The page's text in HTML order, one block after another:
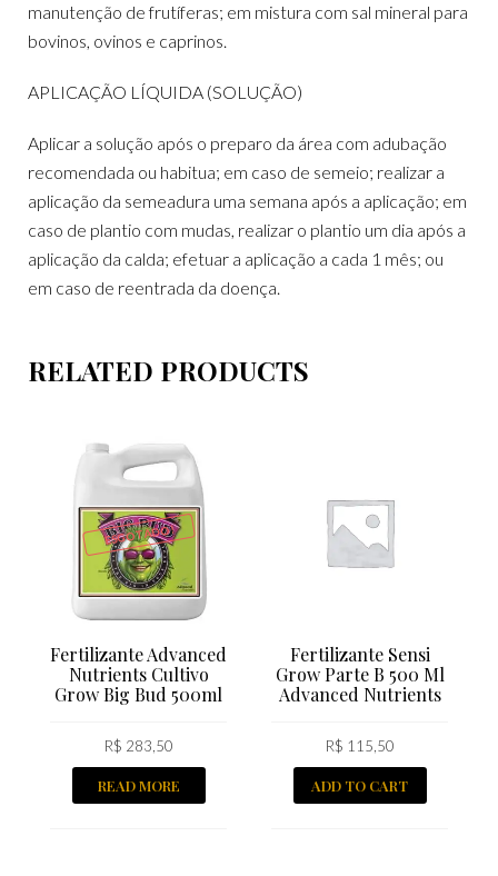
manutenção de frutíferas; em mistura com sal mineral para
bovinos, ovinos e caprinos.
APLICAÇÃO LÍQUIDA (SOLUÇÃO)
Aplicar a solução após o preparo da área com adubação
recomendada ou habitua; em caso de semeio; realizar a
aplicação da semeadura uma semana após a aplicação; em
caso de plantio com mudas, realizar o plantio um dia após a
aplicação da calda; efetuar a aplicação a cada 1 mês; ou
em caso de reentrada da doença.
RELATED PRODUCTS
ESGOTADO!
Fertilizante Advanced
Nutrients Cultivo
Grow Big Bud 500ml
R$ 283,50
READ MORE
Fertilizante Sensi
Grow Parte B 500 Ml
Advanced Nutrients
R$ 115,50
ADD TO CART